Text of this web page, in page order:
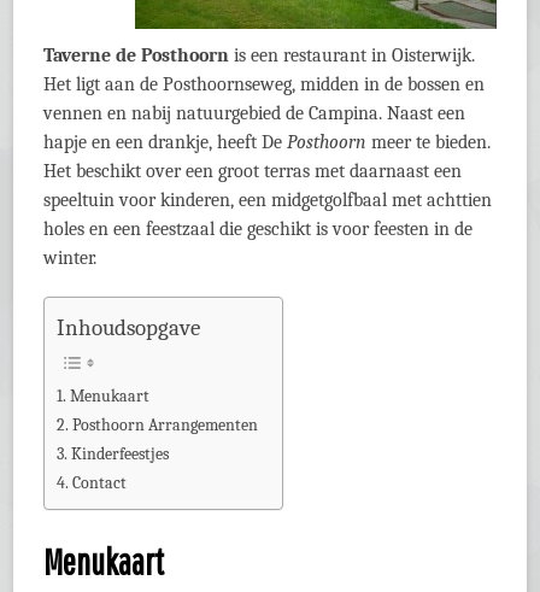
Taverne de Posthoorn is een restaurant in Oisterwijk.
Het ligt aan de Posthoornseweg, midden in de bossen en
vennen en nabij natuurgebied de Campina. Naast een
hapje en een drankje, heeft DePosthoorn meer te bieden.
Het beschikt over een groot terras met daarnaast een
speeltuin voor kinderen, een midgetgolfbaal met achttien
holes en een feestzaal die geschikt is voor feesten in de
winter.
Inhoudsopgave
Menukaart
Posthoorn Arrangementen
Kinderfeestjes
Contact
Menukaart